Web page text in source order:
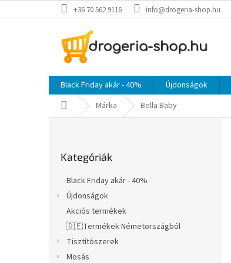
a
+36 70 562 9116 info@drogeria-shop.hu
Black Friday akár - 40% Újdonságok
KezdőlapMárka Bella Baby
átugrása
Kategóriák
Black Friday akár - 40%
Újdonságok
Akciós termékek
🇩🇪Termékek Németországból
Tisztítószerek
Mosás